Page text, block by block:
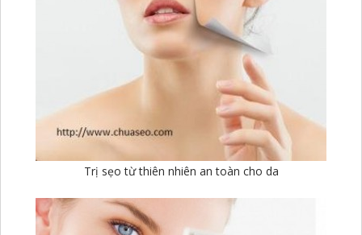
Trị sẹo từ thiên nhiên an toàn cho da